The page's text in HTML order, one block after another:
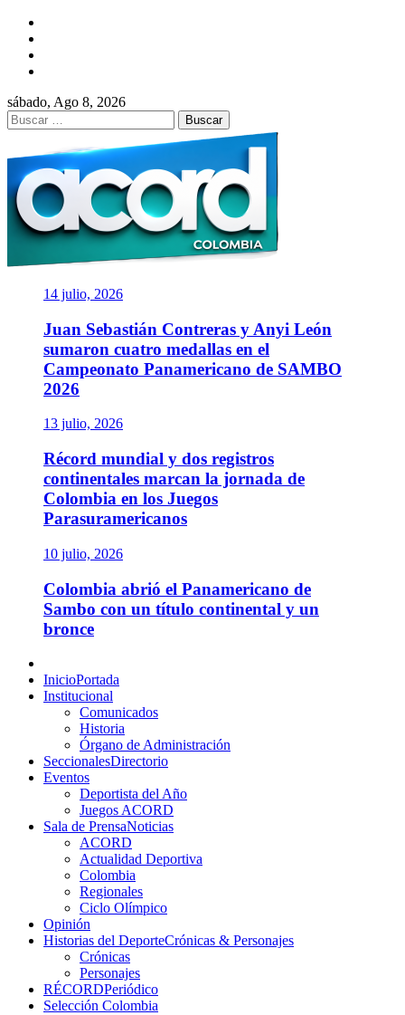
Saltar
contenido
sábado, Ago 8, 2026
Buscar:
Asociación de Periodistas Deportivos
14 julio, 2026
Juan Sebastián Contreras y Anyi León
sumaron cuatro medallas en el
Campeonato Panamericano de SAMBO
2026
13 julio, 2026
Récord mundial y dos registros
continentales marcan la jornada de
Colombia en los Juegos
Parasuramericanos
10 julio, 2026
Colombia abrió el Panamericano de
Sambo con un título continental y un
bronce
Menú
principalInicioPortada
Institucional
Comunicados
Historia
Órgano de Administración
SeccionalesDirectorio
Eventos
Deportista del Año
Juegos ACORD
Sala de PrensaNoticias
ACORD
Actualidad Deportiva
Colombia
Regionales
Ciclo Olímpico
Opinión
Historias del DeporteCrónicas & Personajes
Crónicas
Personajes
RÉCORDPeriódico
Selección Colombia